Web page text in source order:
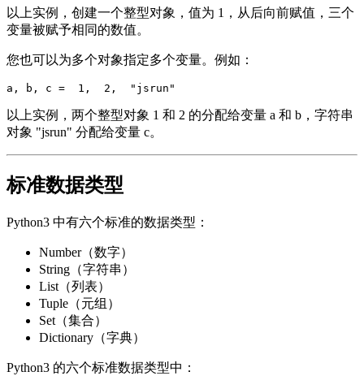
以上实例，创建一个整型对象，值为 1，从后向前赋值，三个
变量被赋予相同的数值。
您也可以为多个对象指定多个变量。例如：
以上实例，两个整型对象 1 和 2 的分配给变量 a 和 b，字符串
对象 "jsrun" 分配给变量 c。
标准数据类型
Python3 中有六个标准的数据类型：
Number（数字）
String（字符串）
List（列表）
Tuple（元组）
Set（集合）
Dictionary（字典）
Python3 的六个标准数据类型中：